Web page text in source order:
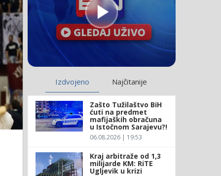
Izdvojeno Najčitanije
Zašto Tužilaštvo BiH
ćuti na predmet
mafijaških obračuna
u Istočnom Sarajevu?!
06.08.2026 | 19:53
Kraj arbitraže od 1,3
milijarde KM: RiTE
Ugljevik u krizi